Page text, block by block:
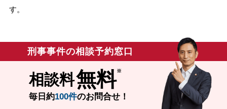
刑事事件について知りたい方
刑事事件データベース
す。
刑事事件の相談予約窓口
相談料無料
毎日約100件のお問合せ！